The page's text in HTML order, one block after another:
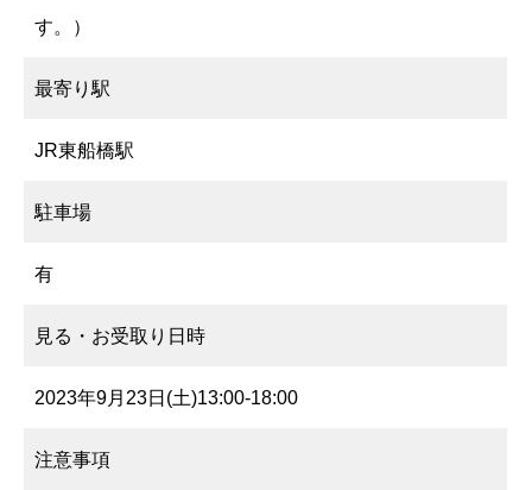
す。）
最寄り駅
JR東船橋駅
駐車場
有
見る・お受取り日時
2023年9月23日(土)13:00-18:00
注意事項